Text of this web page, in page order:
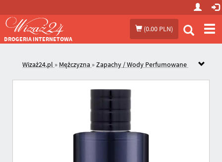
(0.00 PLN)
DROGERIA INTERNETOWA
Wizaż24.pl » Mężczyzna »Zapachy / Wody Perfumowane